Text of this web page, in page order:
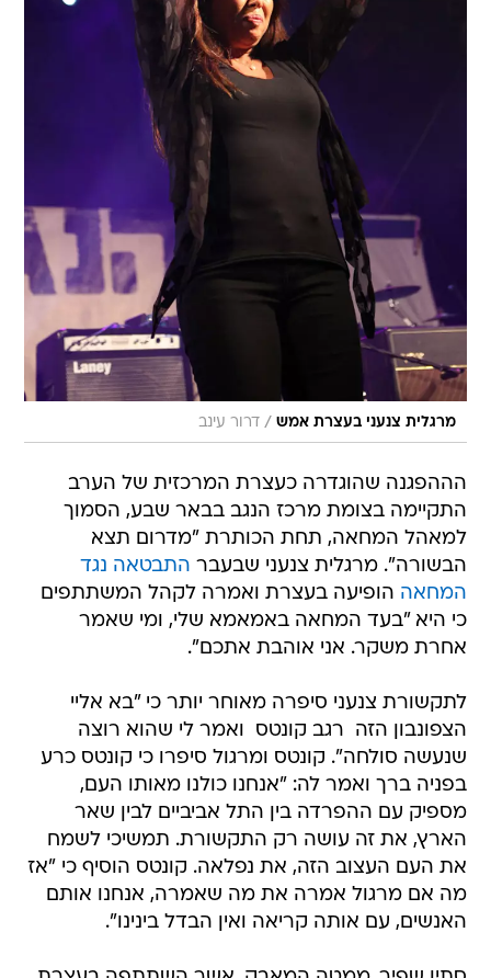
מרגלית צנעני בעצרת אמש / דרור עינב
הההפגנה שהוגדרה כעצרת המרכזית של הערב
התקיימה בצומת מרכז הנגב בבאר שבע, הסמוך
למאהל המחאה, תחת הכותרת "מדרום תצא
הבשורה". מרגלית צנעני שבעבר התבטאה נגד
המחאה הופיעה בעצרת ואמרה לקהל המשתתפים
כי היא "בעד המחאה באמאמא שלי, ומי שאמר
אחרת משקר. אני אוהבת אתכם".
לתקשורת צנעני סיפרה מאוחר יותר כי "בא אליי
הצפונבון הזה  רגב קונטס  ואמר לי שהוא רוצה
שנעשה סולחה". קונטס ומרגול סיפרו כי קונטס כרע
בפניה ברך ואמר לה: "אנחנו כולנו מאותו העם,
מספיק עם ההפרדה בין התל אביביים לבין שאר
הארץ, את זה עושה רק התקשורת. תמשיכי לשמח
את העם העצוב הזה, את נפלאה. קונטס הוסיף כי "אז
מה אם מרגול אמרה את מה שאמרה, אנחנו אותם
האנשים, עם אותה קריאה ואין הבדל בינינו".